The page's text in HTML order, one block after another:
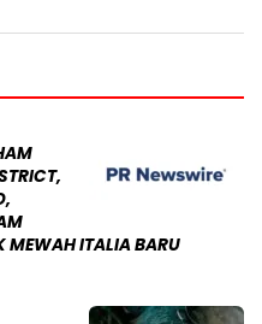
MEWAH ITALIA BARU